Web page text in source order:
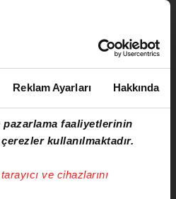
Reklam Ayarları Hakkında
faaliyetlerinin
kullanılmaktadır.
ve cihazlarını
Cortaoğlu